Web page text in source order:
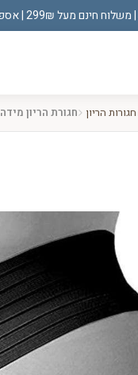
299₪ | אספקה תוך 48 שעות!
חגורות הריון חגורת הריון מידה XXL